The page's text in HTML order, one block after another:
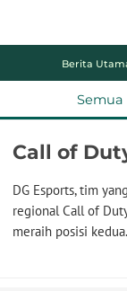
Berita
Semua
Call of
DG Esports, tim
regional Call of
meraih posisi kedua.